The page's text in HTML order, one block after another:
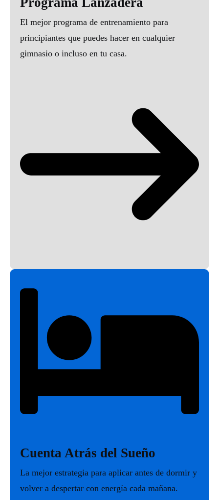
El mejor programa de entrenamiento para
principiantes que puedes hacer en cualquier
gimnasio o incluso en tu casa.
Cuenta Atrás del Sueño
La mejor estrategia para aplicar antes de dormir y
volver a despertar con energía cada mañana.